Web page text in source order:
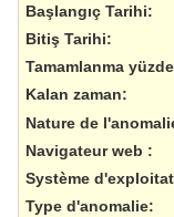
Başlangıç Tarihi:
Bitiş Tarihi:
Tamamlanma
Kalan zaman:
Nature de
Navigateur web :
Système
Type d'anomalie: